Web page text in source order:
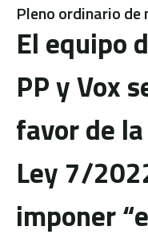
Pleno ordinario de
El equipo
PP y Vox
favor de
Ley 7/
imponer